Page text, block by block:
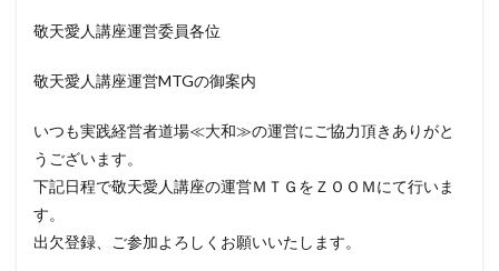
敬天愛人講座運営委員各位
敬天愛人講座運営MTGの御案内
いつも実践経営者道場≪大和≫の運営にご協力頂きありがと
うございます。
下記日程で敬天愛人講座の運営ＭＴＧをＺＯＯＭにて行いま
す。
出欠登録、ご参加よろしくお願いいたします。